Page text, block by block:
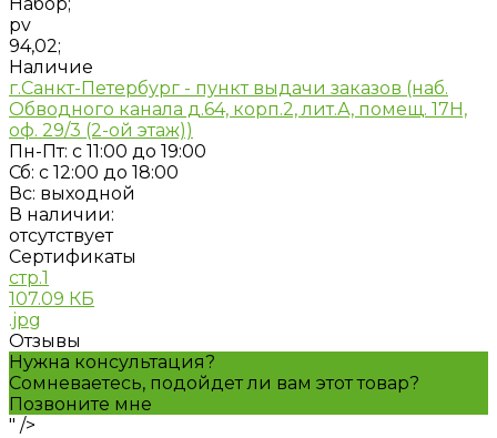
Набор;
pv
94,02;
Наличие
г.Санкт-Петербург - пункт выдачи заказов (наб.
Обводного канала д.64, корп.2, лит.А, помещ. 17H,
оф. 29/3 (2-ой этаж))
Пн-Пт: с 11:00 до 19:00
Сб: с 12:00 до 18:00
Вс: выходной
В наличии:
отсутствует
Сертификаты
стр.1
107.09 КБ
.jpg
Отзывы
Нужна консультация?
Сомневаетесь, подойдет ли вам этот товар?
Позвоните мне
" />